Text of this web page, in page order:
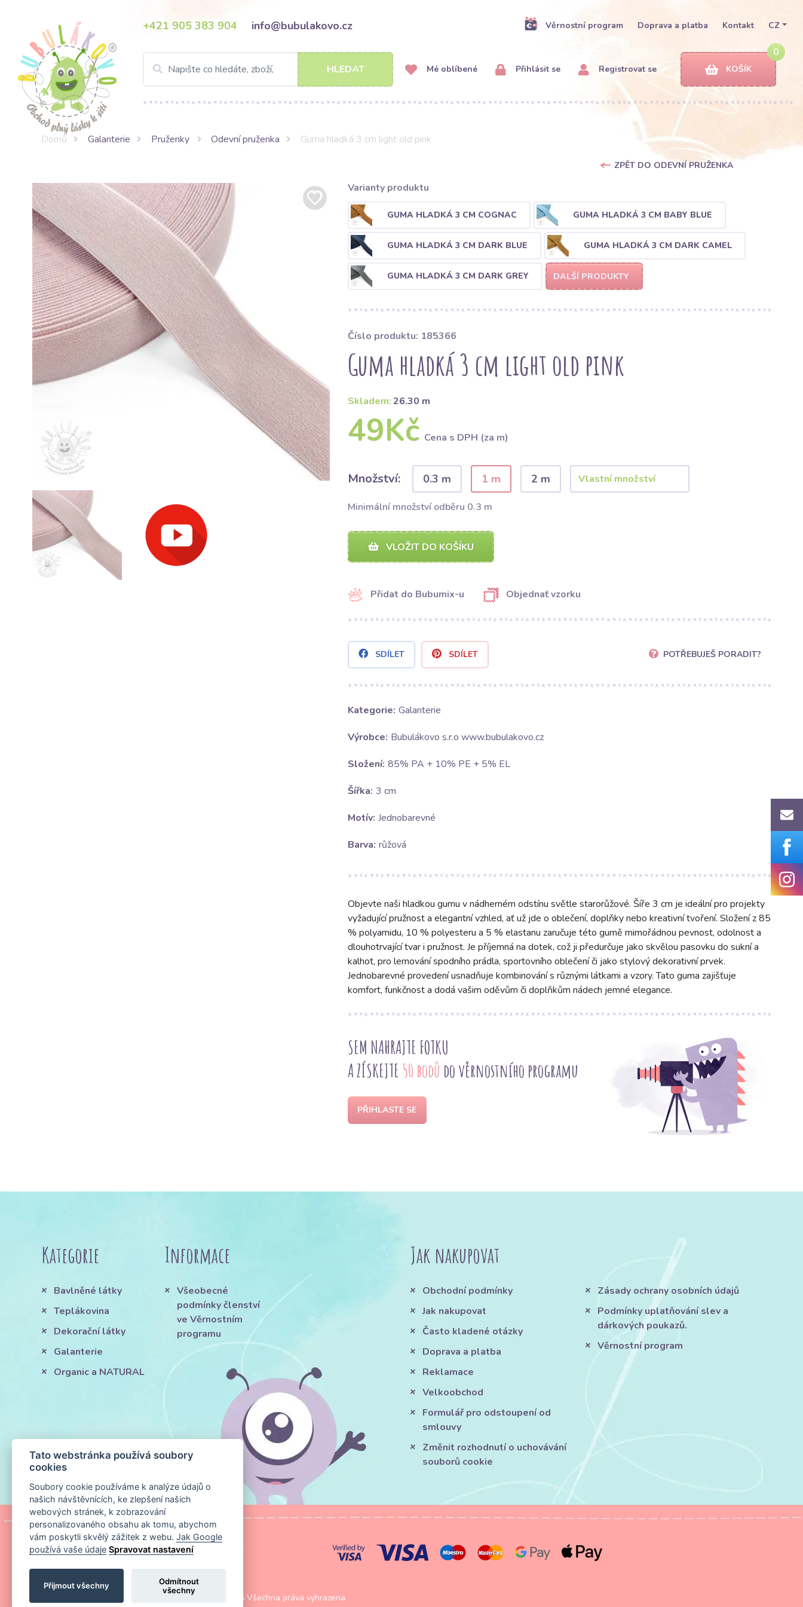
+421 905 383 904 info@bubulakovo.cz Věrnostní program Doprava a platba Kontakt CZ
HLEDAT Mé oblíbené Přihlásit se Registrovat se
0
KOŠÍK
Domů Galanterie Pruženky Odevní pruženka Guma hladká 3 cm light old pink
ZPĚT DO ODEVNÍ PRUŽENKA
Varianty produktu
GUMA HLADKÁ 3 CM COGNAC GUMA HLADKÁ 3 CM BABY BLUE
GUMA HLADKÁ 3 CM DARK BLUE GUMA HLADKÁ 3 CM DARK CAMEL
GUMA HLADKÁ 3 CM DARK GREY DALŠÍ PRODUKTY
Číslo produktu: 185366
Guma hladká 3 cm light old pink
Skladem:26.30 m
49Kč Cena s DPH (za m)
Množství: 0.3 m 1 m 2 m
Minimální množství odběru 0.3 m
VLOŽIT DO KOŠÍKU
Přidat do Bubumix-u Objednať vzorku
SDÍLET SDÍLET POTŘEBUJEŠ PORADIT?
Kategorie: Galanterie
Výrobce: Bubulákovo s.r.o www.bubulakovo.cz
Složení: 85% PA + 10% PE + 5% EL
Šířka: 3 cm
Motív: Jednobarevné
Barva: růžová
Objevte naši hladkou gumu v nádherném odstínu světle starorůžové. Šíře 3 cm je ideální pro projekty
vyžadující pružnost a elegantní vzhled, ať už jde o oblečení, doplňky nebo kreativní tvoření. Složení z 85
% polyamidu, 10 % polyesteru a 5 % elastanu zaručuje této gumě mimořádnou pevnost, odolnost a
dlouhotrvající tvar i pružnost. Je příjemná na dotek, což ji předurčuje jako skvělou pasovku do sukní a
kalhot, pro lemování spodního prádla, sportovního oblečení či jako stylový dekorativní prvek.
Jednobarevné provedení usnadňuje kombinování s různými látkami a vzory. Tato guma zajišťuje
komfort, funkčnost a dodá vašim oděvům či doplňkům nádech jemné elegance.
SEM NAHRAJTE FOTKU
A ZÍSKEJTE 50 bodů do věrnostního programu
PŘIHLASTE SE
Kategorie
Bavlněné látky
Teplákovina
Dekorační látky
Galanterie
Organic a NATURAL
Informace
Všeobecné
podmínky členství
ve Věrnostním
programu
Jak nakupovat
Obchodní podmínky
Jak nakupovat
Často kladené otázky
Doprava a platba
Reklamace
Velkoobchod
Formulář pro odstoupení od
smlouvy
Změnit rozhodnutí o uchovávání
souborů cookie
Zásady ochrany osobních údajů
Podmínky uplatňování slev a
dárkových poukazů.
Věrnostní program
MAPA STRÁNKY | KONTAKT
Magic Media s.r.o. 2026 Všechna práva vyhrazena
Tato webstránka používá soubory
cookies
Soubory cookie používáme k analýze údajů o
našich návštěvnících, ke zlepšení našich
webových stránek, k zobrazování
personalizovaného obsahu ak tomu, abychom
vám poskytli skvělý zážitek z webu. Jak Google
používá vaše údaje Spravovat nastavení
Přijmout všechny
Odmítnout
všechny